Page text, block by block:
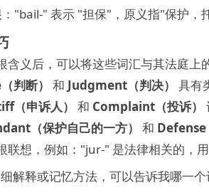
"bail-" 表示 "担保"，原义指"保护，
含义后，可以将这些词汇与其法庭上
判断）
和 Judgment（判决）
具有
（申诉人）
和 Complaint（投诉）
（保护自己的一方）
和 Defense
联想，例如："jur-" 是法律相关的，
解释或记忆方法，可以告诉我哪一